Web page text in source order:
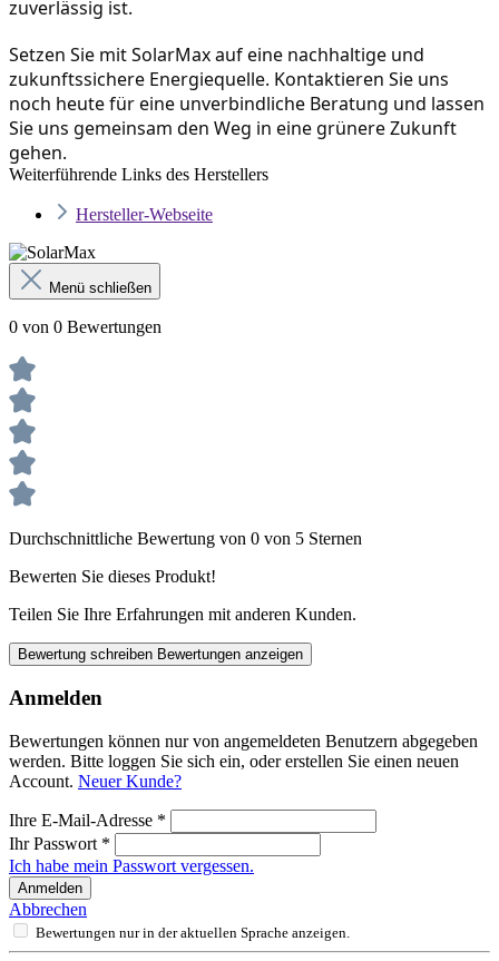
zuverlässig ist.
Setzen Sie mit SolarMax auf eine nachhaltige und
zukunftssichere Energiequelle. Kontaktieren Sie uns
noch heute für eine unverbindliche Beratung und lassen
Sie uns gemeinsam den Weg in eine grünere Zukunft
gehen.
Weiterführende Links des Herstellers
Hersteller-Webseite
Menü schließen
0 von 0 Bewertungen
Durchschnittliche Bewertung von 0 von 5 Sternen
Bewerten Sie dieses Produkt!
Teilen Sie Ihre Erfahrungen mit anderen Kunden.
Bewertung schreiben Bewertungen anzeigen
Anmelden
Bewertungen können nur von angemeldeten Benutzern abgegeben
werden. Bitte loggen Sie sich ein, oder erstellen Sie einen neuen
Account. Neuer Kunde?
Ihre E-Mail-Adresse *
Ihr Passwort *
Ich habe mein Passwort vergessen.
Anmelden
Abbrechen
Bewertungen nur in der aktuellen Sprache anzeigen.